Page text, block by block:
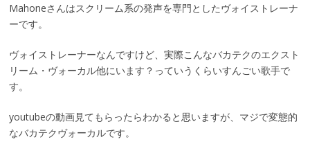
Mahoneさんはスクリーム系の発声を専門としたヴォイストレーナ
ーです。
ヴォイストレーナーなんですけど、実際こんなバカテクのエクスト
リーム・ヴォーカル他にいます？っていうくらいすんごい歌手で
す。
youtubeの動画見てもらったらわかると思いますが、マジで変態的
なバカテクヴォーカルです。